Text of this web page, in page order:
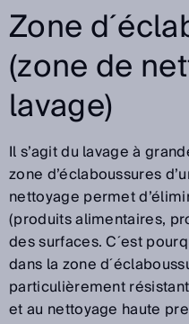
Zone
(zone de
lavage)
Il s’agit du lavage à
zone d’éclaboussures
nettoyage permet
(produits alimentaires,
des surfaces. C´est
dans la zone
particulièrement
et au nettoyage haute